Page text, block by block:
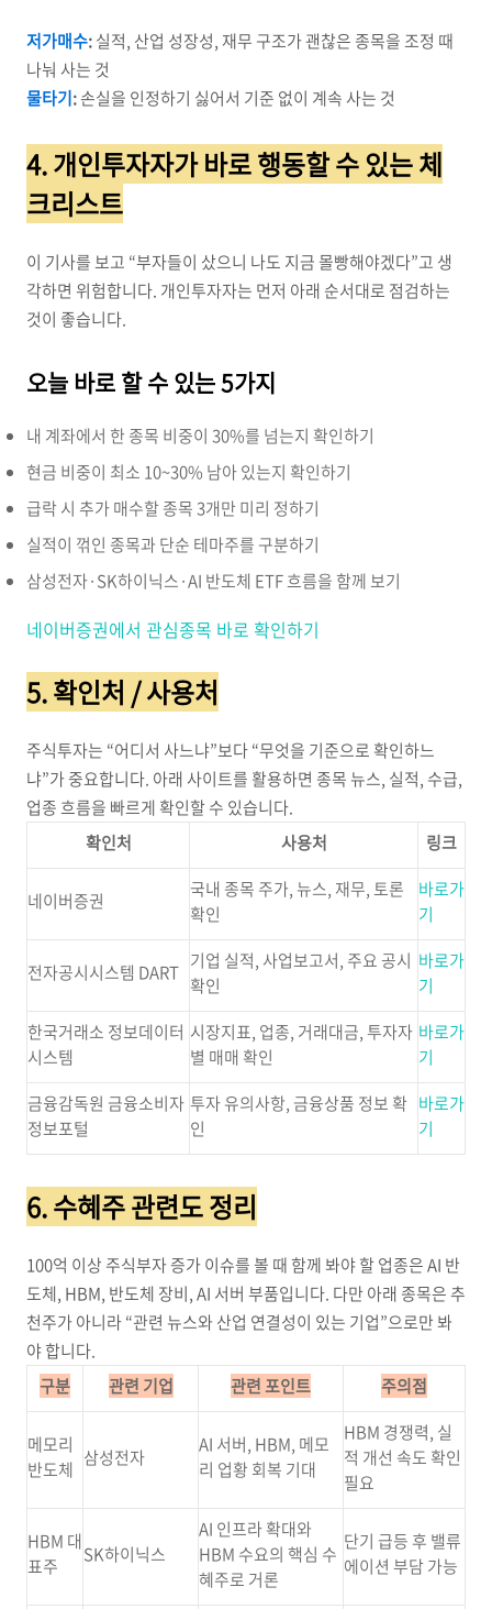
저가매수:실적, 산업 성장성, 재무 구조가 괜찮은 종목을 조정 때
나눠 사는 것
물타기:손실을 인정하기 싫어서 기준 없이 계속 사는 것
4. 개인투자자가 바로 행동할 수 있는 체
크리스트
이 기사를 보고 “부자들이 샀으니 나도 지금 몰빵해야겠다”고 생
각하면 위험합니다. 개인투자자는 먼저 아래 순서대로 점검하는
것이 좋습니다.
오늘 바로 할 수 있는 5가지
내 계좌에서 한 종목 비중이 30%를 넘는지 확인하기
현금 비중이 최소 10~30% 남아 있는지 확인하기
급락 시 추가 매수할 종목 3개만 미리 정하기
실적이 꺾인 종목과 단순 테마주를 구분하기
삼성전자·SK하이닉스·AI 반도체 ETF 흐름을 함께 보기
네이버증권에서 관심종목 바로 확인하기
5. 확인처 / 사용처
주식투자는 “어디서 사느냐”보다 “무엇을 기준으로 확인하느
냐”가 중요합니다. 아래 사이트를 활용하면 종목 뉴스, 실적, 수급,
업종 흐름을 빠르게 확인할 수 있습니다.
확인처
사용처 링크
네이버증권
국내 종목 주가, 뉴스, 재무, 토론
확인
바로가
기
전자공시시스템 DART 기업 실적, 사업보고서, 주요 공시
확인
바로가
기
한국거래소 정보데이터
시스템
시장지표, 업종, 거래대금, 투자자
별 매매 확인
바로가
기
금융감독원 금융소비자
정보포털
투자 유의사항, 금융상품 정보 확
인
바로가
기
6. 수혜주 관련도 정리
100억 이상 주식부자 증가 이슈를 볼 때 함께 봐야 할 업종은 AI 반
도체, HBM, 반도체 장비, AI 서버 부품입니다. 다만 아래 종목은 추
천주가 아니라 “관련 뉴스와 산업 연결성이 있는 기업”으로만 봐
야 합니다.
구분
관련 기업 관련 포인트 주의점
메모리
반도체 삼성전자
AI 서버, HBM, 메모
리 업황 회복 기대
HBM 경쟁력, 실
적 개선 속도 확인
필요
HBM 대
표주
SK하이닉스
AI 인프라 확대와
HBM 수요의 핵심 수
혜주로 거론
단기 급등 후 밸류
에이션 부담 가능